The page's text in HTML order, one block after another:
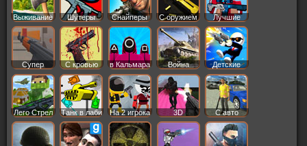
Выживание Шутеры Снайперы С оружием Лучшие
Супер С кровью в Кальмара Война Детские
Лего Стрел Танк в лаби На 2 игрока 3D С авто